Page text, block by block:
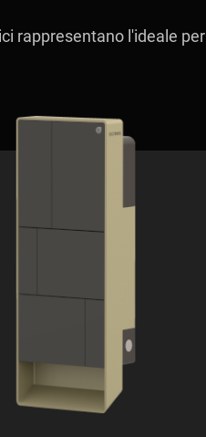
rappresentano l'ideale per